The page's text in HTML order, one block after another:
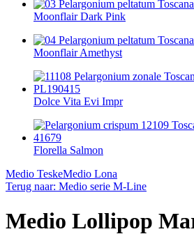
Moonflair Dark Pink
Moonflair Amethyst
Dolce Vita Evi Impr
Florella Salmon
Medio TeskeMedio Lona
Terug naar: Medio serie M-Line
Medio Lollipop